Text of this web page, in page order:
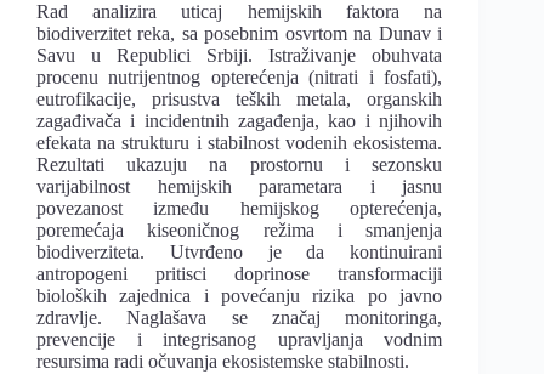
Rad analizira uticaj hemijskih faktora na
biodiverzitet reka, sa posebnim osvrtom na Dunav i
Savu u Republici Srbiji. Istraživanje obuhvata
procenu nutrijentnog opterećenja (nitrati i fosfati),
eutrofikacije, prisustva teških metala, organskih
zagađivača i incidentnih zagađenja, kao i njihovih
efekata na strukturu i stabilnost vodenih ekosistema.
Rezultati ukazuju na prostornu i sezonsku
varijabilnost hemijskih parametara i jasnu
povezanost između hemijskog opterećenja,
poremećaja kiseoničnog režima i smanjenja
biodiverziteta. Utvrđeno je da kontinuirani
antropogeni pritisci doprinose transformaciji
bioloških zajednica i povećanju rizika po javno
zdravlje. Naglašava se značaj monitoringa,
prevencije i integrisanog upravljanja vodnim
resursima radi očuvanja ekosistemske stabilnosti.